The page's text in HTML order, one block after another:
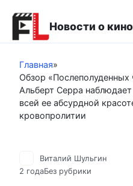
контенту
Новости о кино
Главная»
Обзор «Послеполуденных
Альберт Серра
всей ее абсурдной
кровопролитии
Виталий Шульгин
2 годаБез рубрики